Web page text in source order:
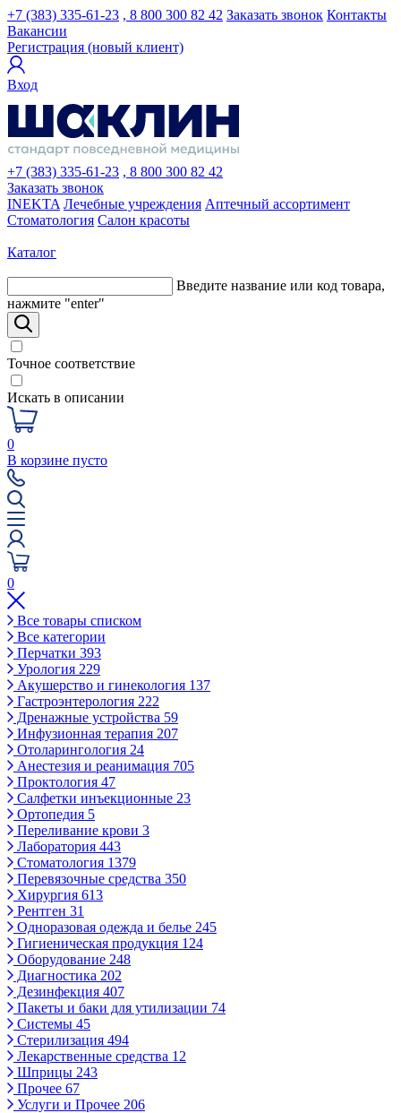
+7 (383) 335-61-23 , 8 800 300 82 42 Заказать звонок Контакты
Вакансии
Регистрация (новый клиент)
Вход
+7 (383) 335-61-23 , 8 800 300 82 42
Заказать звонок
INEKTA Лечебные учреждения Аптечный ассортимент
Стоматология Салон красоты
Каталог
Введите название или код товара,
нажмите "enter"
Точное соответствие
Искать в описании
0
В корзине пусто
0
Все товары списком
Все категории
Перчатки 393
Урология 229
Акушерство и гинекология 137
Гастроэнтерология 222
Дренажные устройства 59
Инфузионная терапия 207
Отоларингология 24
Анестезия и реанимация 705
Проктология 47
Салфетки инъекционные 23
Ортопедия 5
Переливание крови 3
Лаборатория 443
Стоматология 1379
Перевязочные средства 350
Хирургия 613
Рентген 31
Одноразовая одежда и белье 245
Гигиеническая продукция 124
Оборудование 248
Диагностика 202
Дезинфекция 407
Пакеты и баки для утилизации 74
Системы 45
Стерилизация 494
Лекарственные средства 12
Шприцы 243
Прочее 67
Услуги и Прочее 206